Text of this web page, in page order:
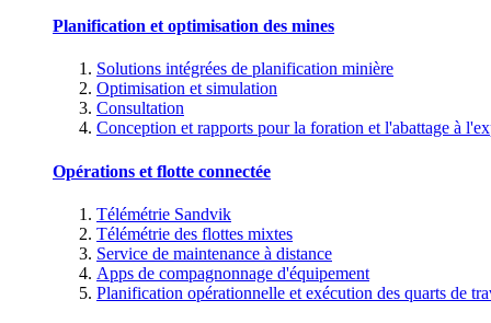
Planification et optimisation des mines
Solutions intégrées de planification minière
Optimisation et simulation
Consultation
Conception et rapports pour la foration et l'abattage à
Opérations et flotte connectée
Télémétrie Sandvik
Télémétrie des flottes mixtes
Service de maintenance à distance
Apps de compagnonnage d'équipement
Planification opérationnelle et exécution des quarts de